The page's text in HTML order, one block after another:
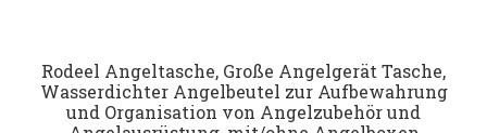
Rodeel Angeltasche, Große Angelgerät Tasche,
Wasserdichter Angelbeutel zur Aufbewahrung
und Organisation von Angelzubehör und